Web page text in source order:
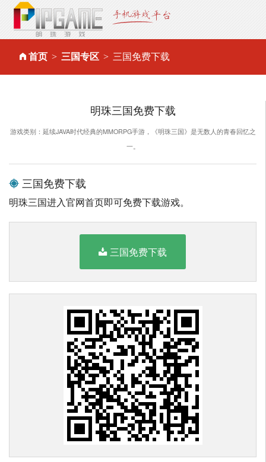
首页 三国专区 三国免费下载
明珠三国免费下载
游戏类别：延续JAVA时代经典的MMORPG手游，《明珠三国》是无数人的青春回忆之
一。
三国免费下载
明珠三国进入官网首页即可免费下载游戏。
三国免费下载